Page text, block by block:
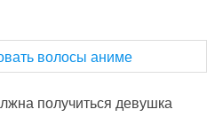
получиться девушка